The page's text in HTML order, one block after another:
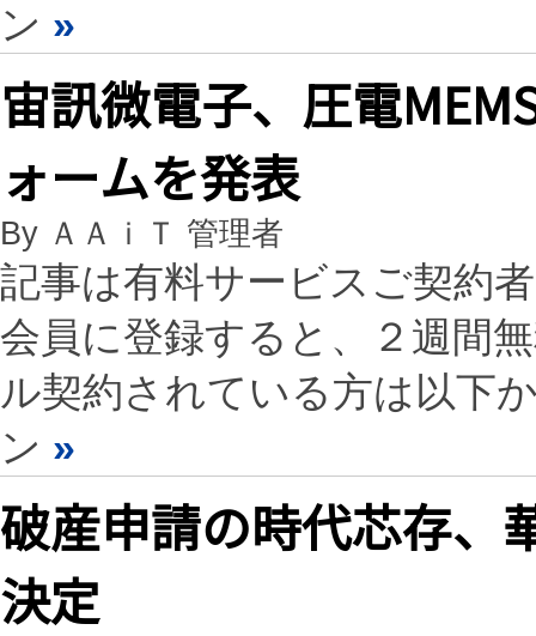
ン »
宙訊微電子、圧電
ォームを発表
By ＡＡｉＴ 管理者
記事は有料サービスご契約
会員に登録すると、２週間
ル契約されている方は以下
ン »
破産申請の時代芯存、
決定